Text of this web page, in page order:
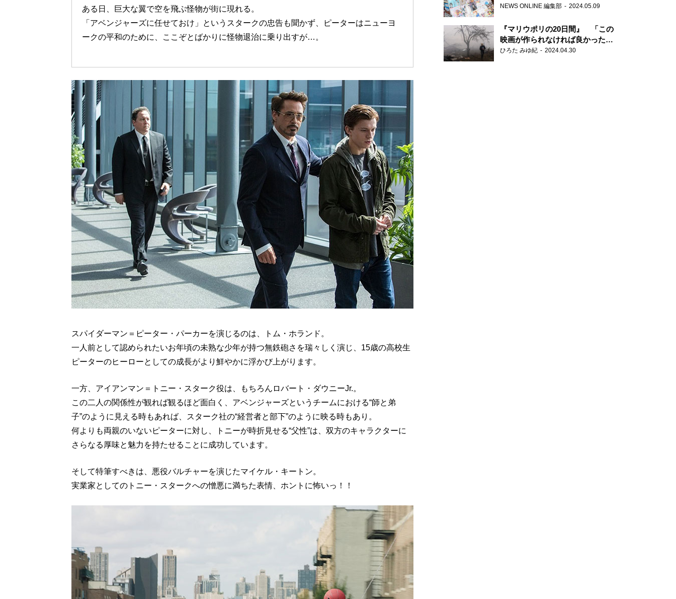
ある日、巨大な翼で空を飛ぶ怪物が街に現れる。
「アベンジャーズに任せておけ」というスタークの忠告も聞かず、ピーターはニューヨ
ークの平和のために、ここぞとばかりに怪物退治に乗り出すが…。
スパイダーマン＝ピーター・パーカーを演じるのは、トム・ホランド。
一人前として認められたいお年頃の未熟な少年が持つ無鉄砲さを瑞々しく演じ、15歳の高校生
ピーターのヒーローとしての成長がより鮮やかに浮かび上がります。
一方、アイアンマン＝トニー・スターク役は、もちろんロバート・ダウニーJr.。
この二人の関係性が観れば観るほど面白く、アベンジャーズというチームにおける“師と弟
子”のように見える時もあれば、スターク社の“経営者と部下”のように映る時もあり。
何よりも両親のいないピーターに対し、トニーが時折見せる“父性”は、双方のキャラクターに
さらなる厚味と魅力を持たせることに成功しています。
そして特筆すべきは、悪役バルチャーを演じたマイケル・キートン。
実業家としてのトニー・スタークへの憎悪に満ちた表情、ホントに怖いっ！！
店・三代目の強い思い
NEWS ONLINE 編集部 2024.05.09
『マリウポリの20日間』 「この
映画が作られなければ良かった」
と語る監督
ひろた みゆ紀 2024.04.30